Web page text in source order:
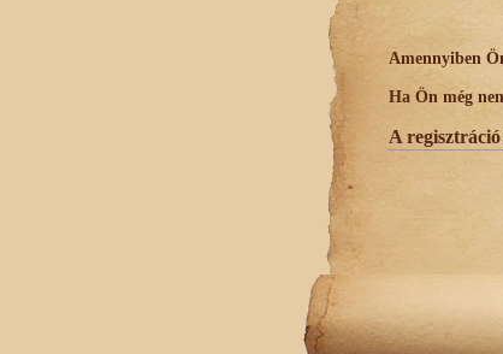
Amennyiben
Ha Ön még
A